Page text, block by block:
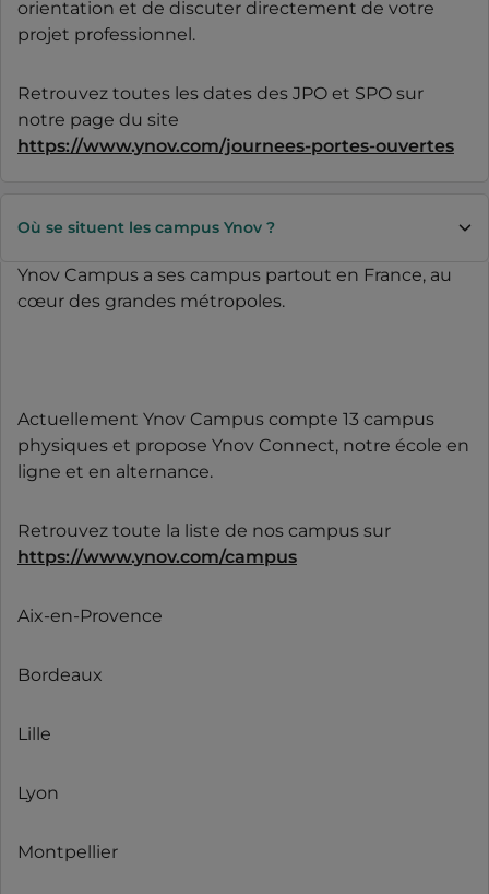
orientation et de discuter directement de votre
projet professionnel.
Retrouvez toutes les dates des JPO et SPO sur
notre page du site
https://www.ynov.com/journees-portes-ouvertes
Où se situent les campus Ynov ?
Ynov Campus a ses campus partout en France, au
cœur des grandes métropoles.
Actuellement Ynov Campus compte 13 campus
physiques et propose Ynov Connect, notre école en
ligne et en alternance.
Retrouvez toute la liste de nos campus sur
https://www.ynov.com/campus
Aix-en-Provence
Bordeaux
Lille
Lyon
Montpellier